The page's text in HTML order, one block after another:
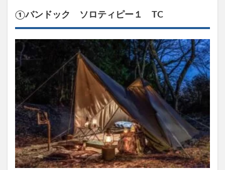
①バンドック ソロティピー１ TC